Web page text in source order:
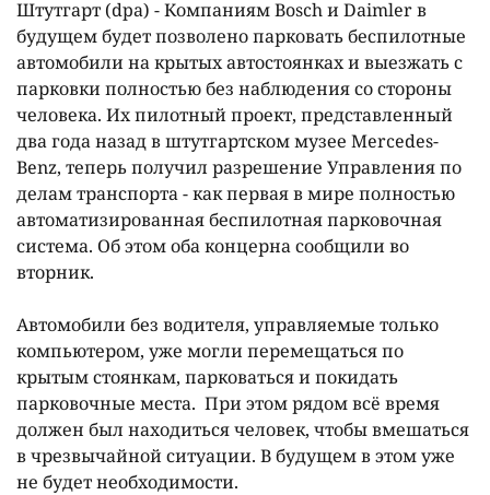
Штутгарт (dpa) - Компаниям Bosch и Daimler в
будущем будет позволено парковать беспилотные
автомобили на крытых автостоянках и выезжать с
парковки полностью без наблюдения со стороны
человека. Их пилотный проект, представленный
два года назад в штутгартском музее Mercedes-
Benz, теперь получил разрешение Управления по
делам транспорта - как первая в мире полностью
автоматизированная беспилотная парковочная
система. Об этом оба концерна сообщили во
вторник.
Автомобили без водителя, управляемые только
компьютером, уже могли перемещаться по
крытым стоянкам, парковаться и покидать
парковочные места. При этом рядом всë время
должен был находиться человек, чтобы вмешаться
в чрезвычайной ситуации. В будущем в этом уже
не будет необходимости.